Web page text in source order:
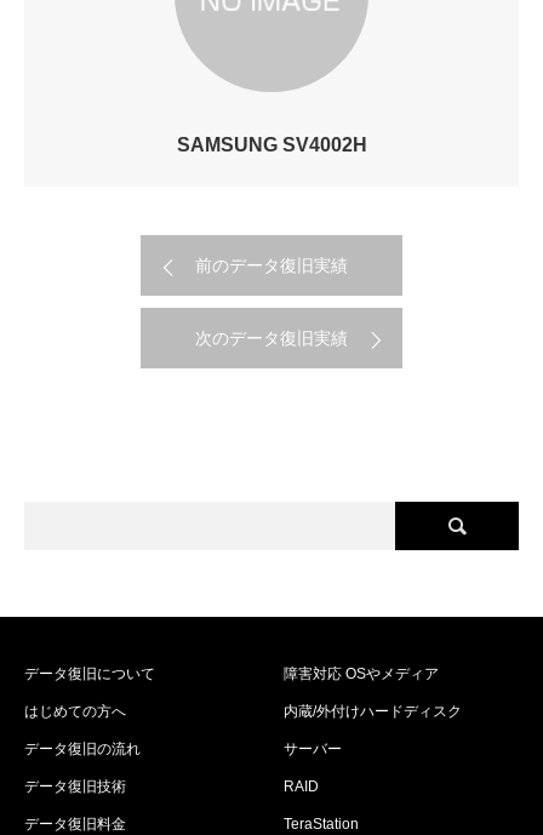
SAMSUNG SV4002H
前のデータ復旧実績
次のデータ復旧実績
データ復旧について
はじめての方へ
データ復旧の流れ
データ復旧技術
データ復旧料金
障害対応 OSやメディア
内蔵/外付けハードディスク
サーバー
RAID
TeraStation